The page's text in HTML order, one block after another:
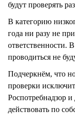
будут проверять
В категорию
года ни разу не
ответственности.
проводиться не
Подчеркнём, что
проверки
Роспотребнадзор
действовать по